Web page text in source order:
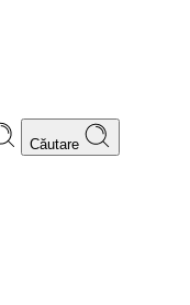
Căutare